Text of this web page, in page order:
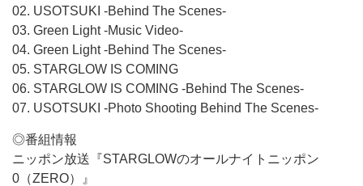
02. USOTSUKI -Behind The Scenes-
03. Green Light -Music Video-
04. Green Light -Behind The Scenes-
05. STARGLOW IS COMING
06. STARGLOW IS COMING -Behind The Scenes-
07. USOTSUKI -Photo Shooting Behind The Scenes-
◎番組情報
ニッポン放送『STARGLOWのオールナイトニッポン
0（ZERO）』